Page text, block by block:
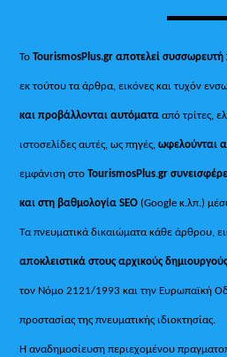
ΤοTourismosPlus.gr αποτελεί συσσωρευτή
εκ τούτου τα άρθρα, εικόνες και τυχόν
και προβάλλονται αυτόματααπό τρίτες,
ιστοσελίδες αυτές, ως πηγές,ωφελούνται
εμφάνιση στοTourismosPlus.gr
και στη βαθμολογία SEO (Google κ.λπ.)
Τα πνευματικά δικαιώματα κάθε άρθρου,
αποκλειστικά στους αρχικούς
τον Νόμο 2121/1993 και την Ευρωπαϊκή
προστασίας της πνευματικής ιδιοκτησίας.
Η αναδημοσίευση περιεχομένου